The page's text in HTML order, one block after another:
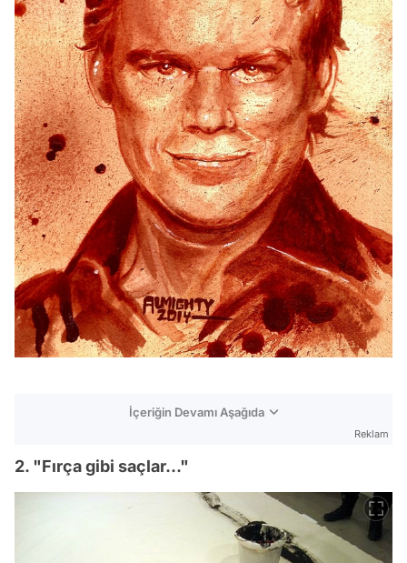
İçeriğin Devamı Aşağıda
Reklam
2. "Fırça gibi saçlar..."